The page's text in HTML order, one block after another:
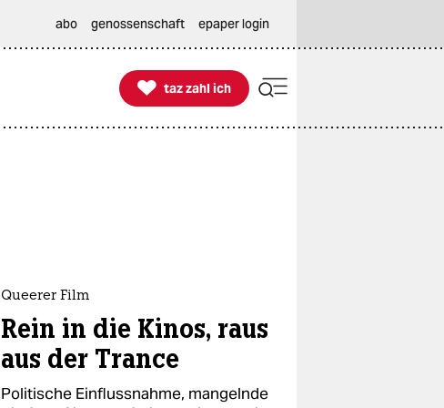
abo genossenschaft epaper login

taz zahl ich
taz zahl ich
Queerer Film
Rein in die Kinos, raus
aus der Trance
Politische Einflussnahme, mangelnde